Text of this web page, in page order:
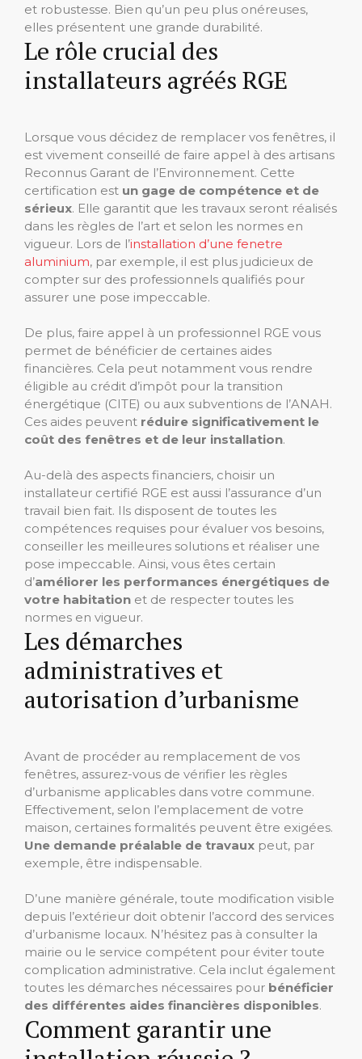
et robustesse. Bien qu’un peu plus onéreuses,
elles présentent une grande durabilité.
Le rôle crucial des
installateurs agréés RGE
Lorsque vous décidez de remplacer vos fenêtres, il
est vivement conseillé de faire appel à des artisans
Reconnus Garant de l’Environnement. Cette
certification est un gage de compétence et de
sérieux. Elle garantit que les travaux seront réalisés
dans les règles de l’art et selon les normes en
vigueur. Lors de l’installation d’une fenetre
aluminium, par exemple, il est plus judicieux de
compter sur des professionnels qualifiés pour
assurer une pose impeccable.
De plus, faire appel à un professionnel RGE vous
permet de bénéficier de certaines aides
financières. Cela peut notamment vous rendre
éligible au crédit d’impôt pour la transition
énergétique (CITE) ou aux subventions de l’ANAH.
Ces aides peuvent réduire significativement le
coût des fenêtres et de leur installation.
Au-delà des aspects financiers, choisir un
installateur certifié RGE est aussi l’assurance d’un
travail bien fait. Ils disposent de toutes les
compétences requises pour évaluer vos besoins,
conseiller les meilleures solutions et réaliser une
pose impeccable. Ainsi, vous êtes certain
d’améliorer les performances énergétiques de
votre habitation et de respecter toutes les
normes en vigueur.
Les démarches
administratives et
autorisation d’urbanisme
Avant de procéder au remplacement de vos
fenêtres, assurez-vous de vérifier les règles
d’urbanisme applicables dans votre commune.
Effectivement, selon l’emplacement de votre
maison, certaines formalités peuvent être exigées.
Une demande préalable de travaux peut, par
exemple, être indispensable.
D’une manière générale, toute modification visible
depuis l’extérieur doit obtenir l’accord des services
d’urbanisme locaux. N’hésitez pas à consulter la
mairie ou le service compétent pour éviter toute
complication administrative. Cela inclut également
toutes les démarches nécessaires pour bénéficier
des différentes aides financières disponibles.
Comment garantir une